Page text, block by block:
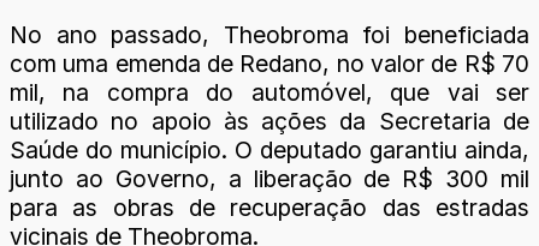
No ano passado, Theobroma foi beneficiada
com uma emenda de Redano, no valor de R$ 70
mil, na compra do automóvel, que vai ser
utilizado no apoio às ações da Secretaria de
Saúde do município. O deputado garantiu ainda,
junto ao Governo, a liberação de R$ 300 mil
para as obras de recuperação das estradas
vicinais de Theobroma.